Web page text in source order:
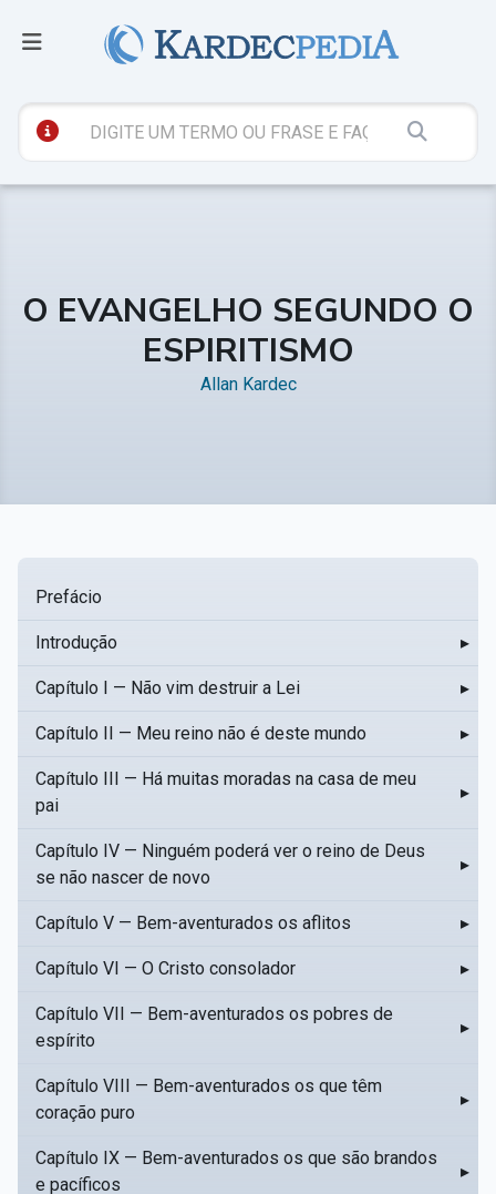
O EVANGELHO SEGUNDO O
ESPIRITISMO
Allan Kardec
Prefácio
Introdução ▸
Capítulo I — Não vim destruir a Lei ▸
Capítulo II — Meu reino não é deste mundo ▸
Capítulo III — Há muitas moradas na casa de meu
pai
▸
Capítulo IV — Ninguém poderá ver o reino de Deus
se não nascer de novo
▸
Capítulo V — Bem-aventurados os aflitos ▸
Capítulo VI — O Cristo consolador ▸
Capítulo VII — Bem-aventurados os pobres de
espírito
▸
Capítulo VIII — Bem-aventurados os que têm
coração puro
▸
Capítulo IX — Bem-aventurados os que são brandos
e pacíficos
▸